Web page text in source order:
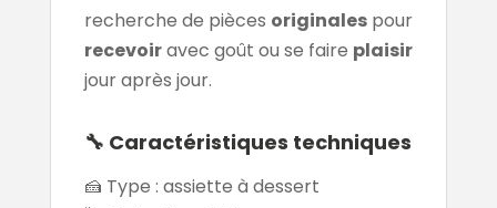
recherche de pièces originalespour
recevoiravec goût ou se faire plaisir
jour après jour.
🔧 Caractéristiques techniques
🍰 Type : assiette à dessert